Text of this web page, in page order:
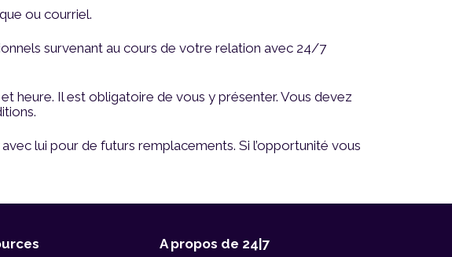
ou courriel.
survenant au cours de votre relation avec 24/7
heure. Il est obligatoire de vous y présenter. Vous devez
lui pour de futurs remplacements. Si l’opportunité vous
A propos de 24|7